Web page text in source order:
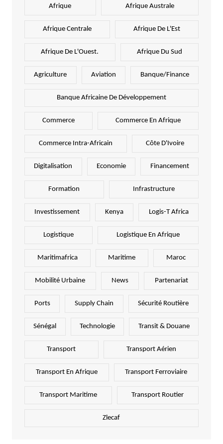
Afrique Afrique Australe
Afrique Centrale Afrique De L'Est
Afrique De L'Ouest. Afrique Du Sud
Agriculture Aviation Banque/Finance
Banque Africaine De Développement
Commerce Commerce En Afrique
Commerce Intra-Africain Côte D'Ivoire
Digitalisation Economie Financement
Formation Infrastructure
Investissement Kenya Logis-T Africa
Logistique Logistique En Afrique
Maritimafrica Maritime Maroc
Mobilité Urbaine News Partenariat
Ports Supply Chain Sécurité Routière
Sénégal Technologie Transit & Douane
Transport Transport Aérien
Transport En Afrique Transport Ferroviaire
Transport Maritime Transport Routier
Zlecaf